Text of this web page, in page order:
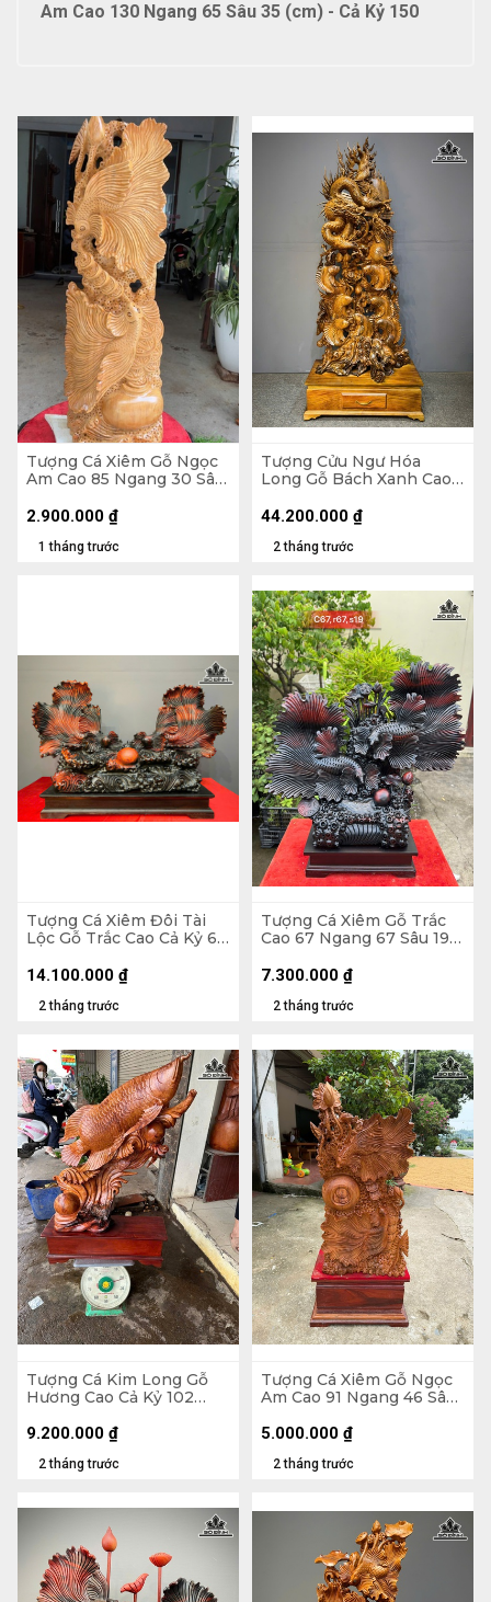
Am Cao 130 Ngang 65 Sâu 35 (cm) - Cả Kỷ 150
Tượng Cá Xiêm Gỗ Ngọc
Am Cao 85 Ngang 30 Sâu
1 tháng trước
2.900.000 ₫
Tượng Cửu Ngư Hóa
Long Gỗ Bách Xanh Cao
45 (cm) - Kỷ Cao 30
2 tháng trước
44.200.000 ₫
Tượng Cá Xiêm Đôi Tài
Lộc Gỗ Trắc Cao Cả Kỷ 66
Kỷ Cao 10
2 tháng trước
14.100.000 ₫
Tượng Cá Xiêm Gỗ Trắc
Cao 67 Ngang 67 Sâu 19
2 tháng trước
7.300.000 ₫
Tượng Cá Kim Long Gỗ
Hương Cao Cả Kỷ 102
Kỷ Cao 20
2 tháng trước
9.200.000 ₫
Tượng Cá Xiêm Gỗ Ngọc
Am Cao 91 Ngang 46 Sâu
2 tháng trước
5.000.000 ₫